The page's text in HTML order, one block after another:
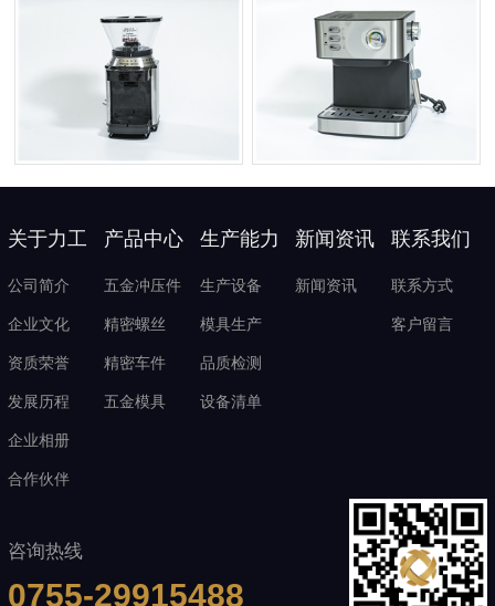
关于力工
公司简介
企业文化
资质荣誉
发展历程
企业相册
合作伙伴
产品中心
五金冲压件
精密螺丝
精密车件
五金模具
生产能力
生产设备
模具生产
品质检测
设备清单
新闻资讯
新闻资讯
联系我们
联系方式
客户留言
咨询热线
0755-29915488